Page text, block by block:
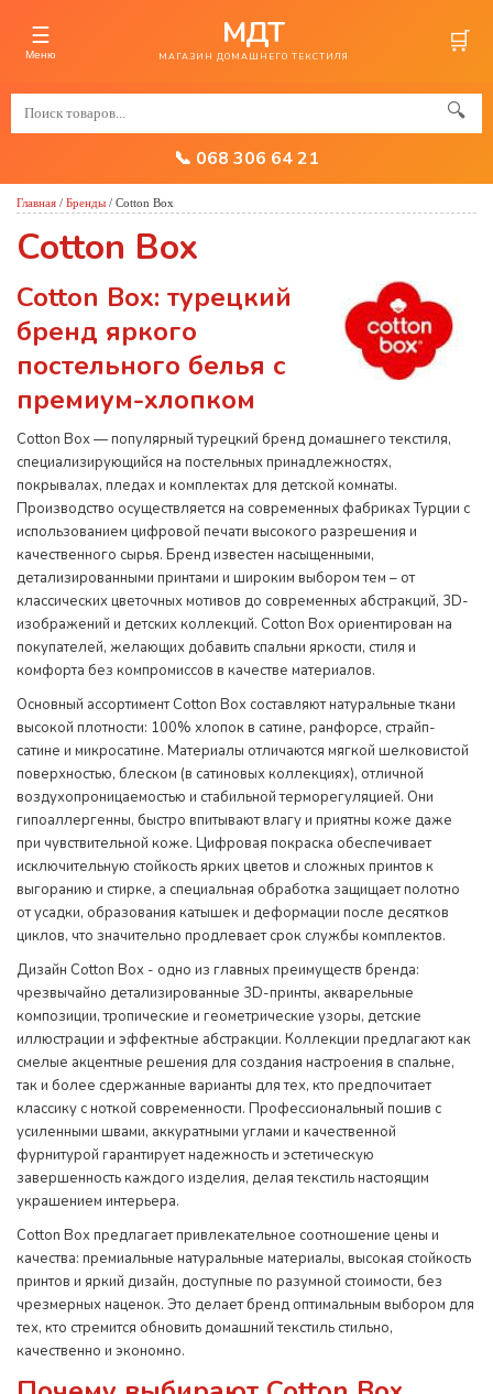
☰
Меню
МДТ
МАГАЗИН ДОМАШНЕГО ТЕКСТИЛЯ 🛒
🔍
📞 068 306 64 21
Главная / Бренды / Cotton Box
Cotton Box
Cotton Box: турецкий
бренд яркого
постельного белья с
премиум-хлопком
Cotton Box — популярный турецкий бренд домашнего текстиля,
специализирующийся на постельных принадлежностях,
покрывалах, пледах и комплектах для детской комнаты.
Производство осуществляется на современных фабриках Турции с
использованием цифровой печати высокого разрешения и
качественного сырья. Бренд известен насыщенными,
детализированными принтами и широким выбором тем – от
классических цветочных мотивов до современных абстракций, 3D-
изображений и детских коллекций. Cotton Box ориентирован на
покупателей, желающих добавить спальни яркости, стиля и
комфорта без компромиссов в качестве материалов.
Основный ассортимент Cotton Box составляют натуральные ткани
высокой плотности: 100% хлопок в сатине, ранфорсе, страйп-
сатине и микросатине. Материалы отличаются мягкой шелковистой
поверхностью, блеском (в сатиновых коллекциях), отличной
воздухопроницаемостью и стабильной терморегуляцией. Они
гипоаллергенны, быстро впитывают влагу и приятны коже даже
при чувствительной коже. Цифровая покраска обеспечивает
исключительную стойкость ярких цветов и сложных принтов к
выгоранию и стирке, а специальная обработка защищает полотно
от усадки, образования катышек и деформации после десятков
циклов, что значительно продлевает срок службы комплектов.
Дизайн Cotton Box - одно из главных преимуществ бренда:
чрезвычайно детализированные 3D-принты, акварельные
композиции, тропические и геометрические узоры, детские
иллюстрации и эффектные абстракции. Коллекции предлагают как
смелые акцентные решения для создания настроения в спальне,
так и более сдержанные варианты для тех, кто предпочитает
классику с ноткой современности. Профессиональный пошив с
усиленными швами, аккуратными углами и качественной
фурнитурой гарантирует надежность и эстетическую
завершенность каждого изделия, делая текстиль настоящим
украшением интерьера.
Cotton Box предлагает привлекательное соотношение цены и
качества: премиальные натуральные материалы, высокая стойкость
принтов и яркий дизайн, доступные по разумной стоимости, без
чрезмерных наценок. Это делает бренд оптимальным выбором для
тех, кто стремится обновить домашний текстиль стильно,
качественно и экономно.